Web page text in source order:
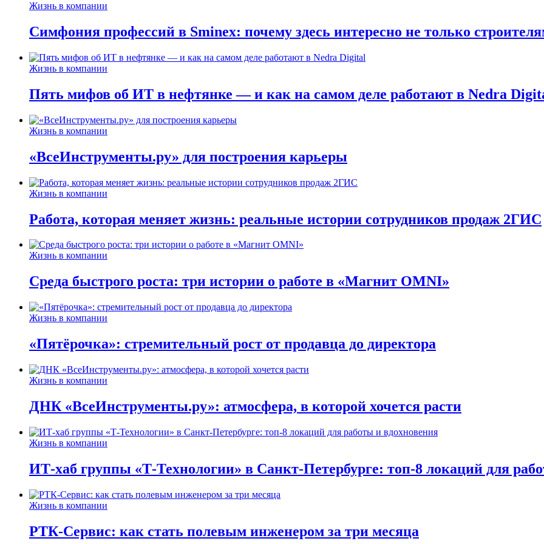
Жизнь в компании
Симфония профессий в Sminex: почему здесь интересно не только
Жизнь в компании
Пять мифов об ИТ в нефтянке — и как на самом деле работают в Nedra
Жизнь в компании
«ВсеИнструменты.ру» для построения карьеры
Жизнь в компании
Работа, которая меняет жизнь: реальные истории сотрудников продаж 2ГИС
Жизнь в компании
Среда быстрого роста: три истории о работе в «Магнит OMNI»
Жизнь в компании
«Пятёрочка»: стремительный рост от продавца до директора
Жизнь в компании
ДНК «ВсеИнструменты.ру»: атмосфера, в которой хочется расти
Жизнь в компании
ИТ-хаб группы «Т-Технологии» в Санкт-Петербурге: топ-8 локаций для
Жизнь в компании
РТК-Сервис: как стать полевым инженером за три месяца